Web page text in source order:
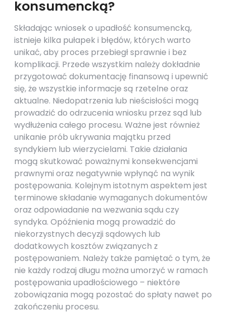
konsumencką?
Składając wniosek o upadłość konsumencką,
istnieje kilka pułapek i błędów, których warto
unikać, aby proces przebiegł sprawnie i bez
komplikacji. Przede wszystkim należy dokładnie
przygotować dokumentację finansową i upewnić
się, że wszystkie informacje są rzetelne oraz
aktualne. Niedopatrzenia lub nieścisłości mogą
prowadzić do odrzucenia wniosku przez sąd lub
wydłużenia całego procesu. Ważne jest również
unikanie prób ukrywania majątku przed
syndykiem lub wierzycielami. Takie działania
mogą skutkować poważnymi konsekwencjami
prawnymi oraz negatywnie wpłynąć na wynik
postępowania. Kolejnym istotnym aspektem jest
terminowe składanie wymaganych dokumentów
oraz odpowiadanie na wezwania sądu czy
syndyka. Opóźnienia mogą prowadzić do
niekorzystnych decyzji sądowych lub
dodatkowych kosztów związanych z
postępowaniem. Należy także pamiętać o tym, że
nie każdy rodzaj długu można umorzyć w ramach
postępowania upadłościowego – niektóre
zobowiązania mogą pozostać do spłaty nawet po
zakończeniu procesu.